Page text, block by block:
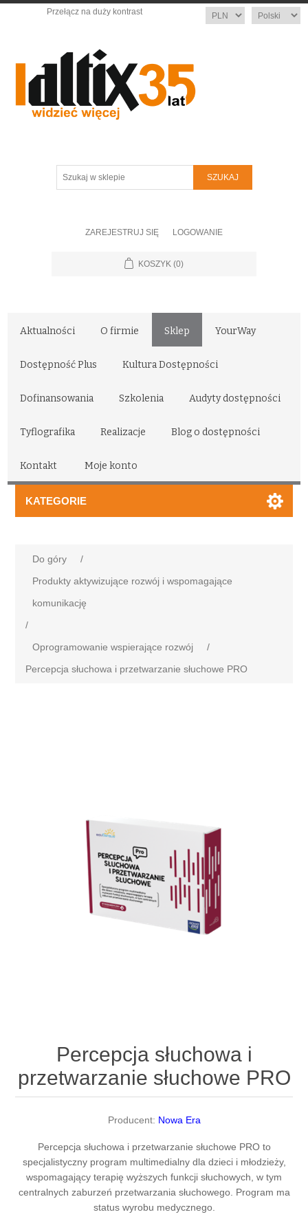
Język
Waluta
Przełącz na duży kontrast
sklepie
ZAREJESTRUJ SIĘ LOGOWANIE
KOSZYK (0)
Aktualności O firmie Sklep YourWay
Dostępność Plus Kultura Dostępności
Dofinansowania Szkolenia Audyty dostępności
Tyflografika Realizacje Blog o dostępności
Kontakt Moje konto
KATEGORIE
Do góry
/
Produkty aktywizujące rozwój i wspomagające
komunikację
/
Oprogramowanie wspierające rozwój
/
Percepcja słuchowa i przetwarzanie słuchowe PRO
Percepcja słuchowa i
przetwarzanie słuchowe PRO
Producent: Nowa Era
Percepcja słuchowa i przetwarzanie słuchowe PRO to
specjalistyczny program multimedialny dla dzieci i młodzieży,
wspomagający terapię wyższych funkcji słuchowych, w tym
centralnych zaburzeń przetwarzania słuchowego. Program ma
status wyrobu medycznego.